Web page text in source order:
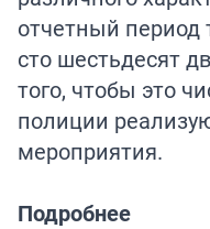
отчетный период
сто шестьдесят
того, чтобы это
полиции
мероприятия.
Подробнее